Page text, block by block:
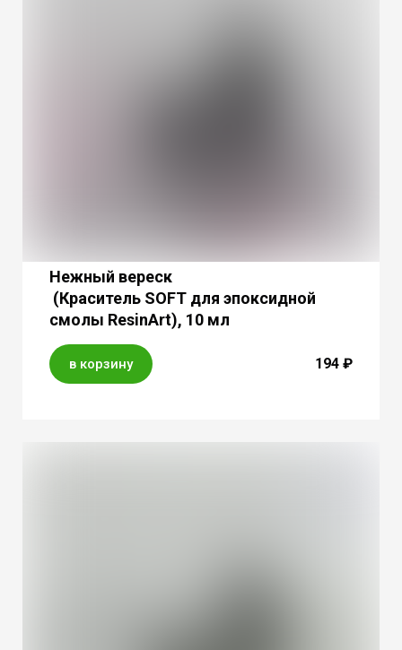
Нежный вереск
(Краситель SOFT для эпоксидной
смолы ResinArt), 10 мл
в корзину 194 ₽